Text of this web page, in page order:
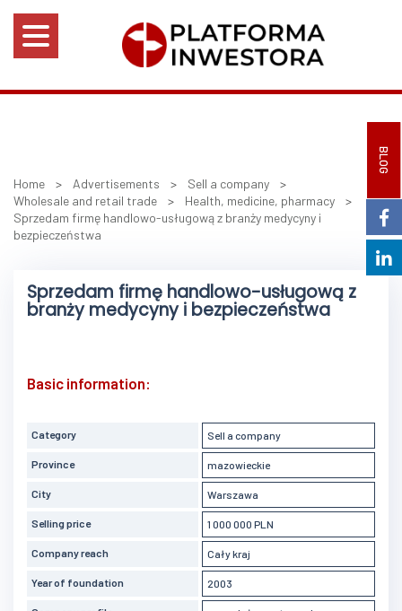
BLOG
Home > Advertisements > Sell a company >
Wholesale and retail trade > Health, medicine, pharmacy >
Sprzedam firmę handlowo-usługową z branży medycyny i
bezpieczeństwa
Sprzedam firmę handlowo-usługową z
branży medycyny i bezpieczeństwa
Basic information:
Category Sell a company
Province mazowieckie
City Warszawa
Selling price 1 000 000 PLN
Company reach Cały kraj
Year of foundation 2003